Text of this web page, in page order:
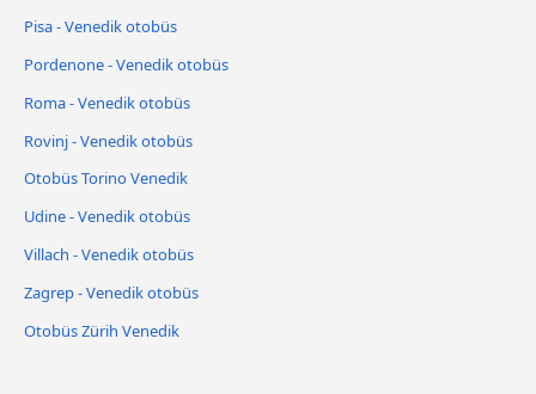
Pisa - Venedik otobüs
Pordenone - Venedik otobüs
Roma - Venedik otobüs
Rovinj - Venedik otobüs
Otobüs Torino Venedik
Udine - Venedik otobüs
Villach - Venedik otobüs
Zagrep - Venedik otobüs
Otobüs Zürih Venedik